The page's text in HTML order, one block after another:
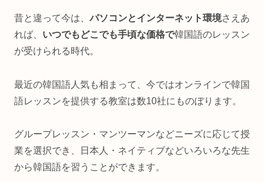
昔と違って今は、 パソコンとインターネット環境さえあ
れば、 いつでもどこでも手頃な価格で韓国語のレッスン
が受けられる時代。
最近の韓国語人気も相まって、今ではオンラインで韓国
語レッスンを提供する教室は数10社にものぼります。
グループレッスン・マンツーマンなどニーズに応じて授
業を選択でき、日本人・ネイティブなどいろいろな先生
から韓国語を習うことができます。